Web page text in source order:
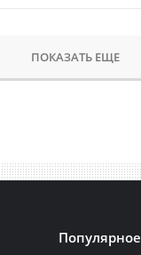
ПОКАЗАТЬ ЕЩЕ
Популярное